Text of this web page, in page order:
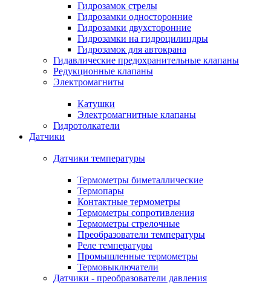
Гидрозамок стрелы
Гидрозамки односторонние
Гидрозамки двухсторонние
Гидрозамки на гидроцилиндры
Гидрозамок для автокрана
Гидавлические предохранительные клапаны
Редукционные клапаны
Электромагниты
Катушки
Электромагнитные клапаны
Гидротолкатели
Датчики
Датчики температуры
Термометры биметаллические
Термопары
Контактные термометры
Термометры сопротивления
Термометры стрелочные
Преобразователи температуры
Реле температуры
Промышленные термометры
Термовыключатели
Датчики - преобразователи давления